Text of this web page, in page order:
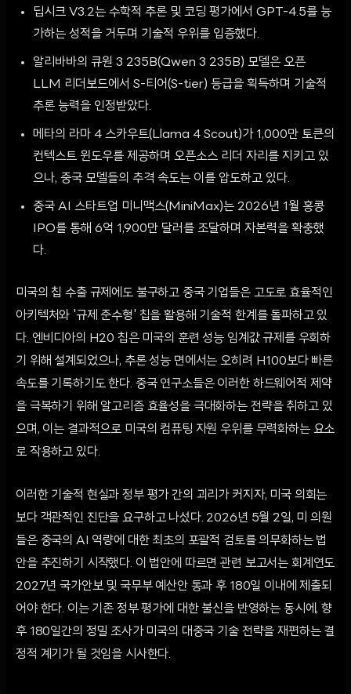
딥시크 V3.2는 수학적 추론 및 코딩 평가에서 GPT-4.5를 능
가하는 성적을 거두며 기술적 우위를 입증했다.
알리바바의 큐원 3 235B(Qwen 3 235B) 모델은 오픈
LLM 리더보드에서 S-티어(S-tier) 등급을 획득하며 기술적
추론 능력을 인정받았다.
메타의 라마 4 스카우트(Llama 4 Scout)가 1,000만 토큰의
컨텍스트 윈도우를 제공하며 오픈소스 리더 자리를 지키고 있
으나, 중국 모델들의 추격 속도는 이를 압도하고 있다.
중국 AI 스타트업 미니맥스(MiniMax)는 2026년 1월 홍콩
IPO를 통해 6억 1,900만 달러를 조달하며 자본력을 확충했
다.
미국의 칩 수출 규제에도 불구하고 중국 기업들은 고도로 효율적인
아키텍처와 '규제 준수형' 칩을 활용해 기술적 한계를 돌파하고 있
다. 엔비디아의 H20 칩은 미국의 훈련 성능 임계값 규제를 우회하
기 위해 설계되었으나, 추론 성능 면에서는 오히려 H100보다 빠른
속도를 기록하기도 한다. 중국 연구소들은 이러한 하드웨어적 제약
을 극복하기 위해 알고리즘 효율성을 극대화하는 전략을 취하고 있
으며, 이는 결과적으로 미국의 컴퓨팅 자원 우위를 무력화하는 요소
로 작용하고 있다.
이러한 기술적 현실과 정부 평가 간의 괴리가 커지자, 미국 의회는
보다 객관적인 진단을 요구하고 나섰다. 2026년 5월 2일, 미 의원
들은 중국의 AI 역량에 대한 최초의 포괄적 검토를 의무화하는 법
안을 추진하기 시작했다. 이 법안에 따르면 관련 보고서는 회계연도
2027년 국가안보 및 국무부 예산안 통과 후 180일 이내에 제출되
어야 한다. 이는 기존 정부 평가에 대한 불신을 반영하는 동시에, 향
후 180일간의 정밀 조사가 미국의 대중국 기술 전략을 재편하는 결
정적 계기가 될 것임을 시사한다.